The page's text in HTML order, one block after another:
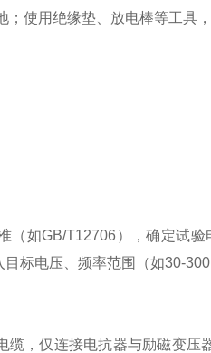
使用绝缘垫、放电棒等工具
如GB/T12706），确定试验
标电压、频率范围（如30-
，仅连接电抗器与励磁变压